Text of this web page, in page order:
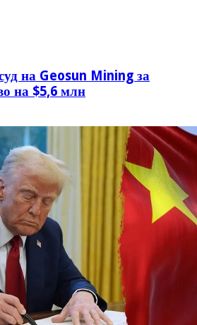
на Geosun Mining за
на $5,6 млн